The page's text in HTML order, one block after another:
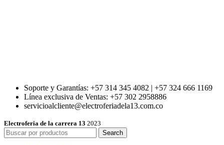
Soporte y Garantías: +57 314 345 4082 | +57 324 666 1169
Línea exclusiva de Ventas: +57 302 2958886
servicioalcliente@electroferiadela13.com.co
Electroferia de la carrera 13 2023
Search